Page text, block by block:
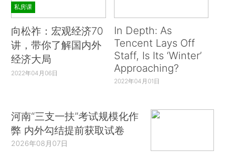
私房课
向松祚：宏观经济70
讲，带你了解国内外
经济大局
2022年04月06日
In Depth: As
Tencent Lays Off
Staff, Is Its ‘Winter’
Approaching?
2022年04月01日
河南“三支一扶”考试规模化作
弊 内外勾结提前获取试卷
2026年08月07日